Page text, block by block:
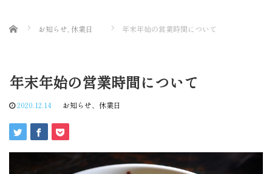
Home お知らせ 休業日 年末年始の営業時間について
年末年始の営業時間について
2020.12.14 お知らせ、 休業日